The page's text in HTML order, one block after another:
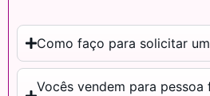
Como faço para solicitar
Vocês vendem para pessoa